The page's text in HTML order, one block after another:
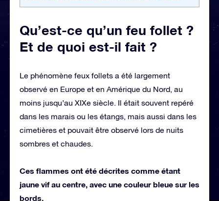
Qu’est-ce qu’un feu follet ?
Et de quoi est-il fait ?
Le phénomène feux follets a été largement
observé en Europe et en Amérique du Nord, au
moins jusqu’au XIXe siècle. Il était souvent repéré
dans les marais ou les étangs, mais aussi dans les
cimetières et pouvait être observé lors de nuits
sombres et chaudes.
Ces flammes ont été décrites comme étant
jaune vif au centre, avec une couleur bleue sur les
bords.